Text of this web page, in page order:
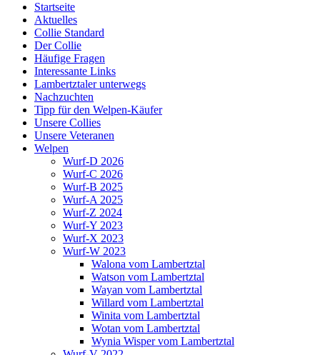
Startseite
Aktuelles
Collie Standard
Der Collie
Häufige Fragen
Interessante Links
Lambertztaler unterwegs
Nachzuchten
Tipp für den Welpen-Käufer
Unsere Collies
Unsere Veteranen
Welpen
Wurf-D 2026
Wurf-C 2026
Wurf-B 2025
Wurf-A 2025
Wurf-Z 2024
Wurf-Y 2023
Wurf-X 2023
Wurf-W 2023
Walona vom Lambertztal
Watson vom Lambertztal
Wayan vom Lambertztal
Willard vom Lambertztal
Winita vom Lambertztal
Wotan vom Lambertztal
Wynia Wisper vom Lambertztal